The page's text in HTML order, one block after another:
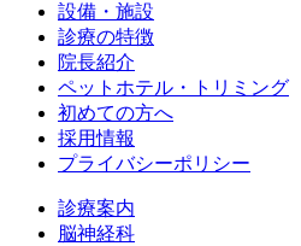
設備・施設
診療の特徴
院長紹介
ペットホテル・トリミング
初めての方へ
採用情報
プライバシーポリシー
診療案内
脳神経科